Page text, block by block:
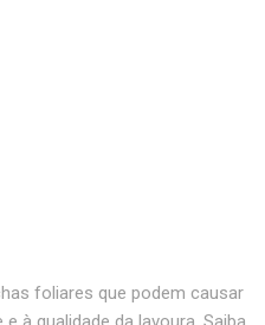
foliares que podem causar